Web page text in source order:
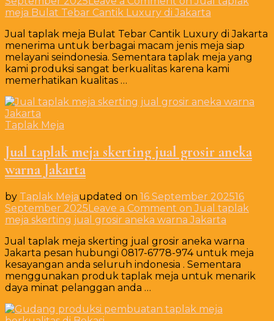
meja Bulat Tebar Cantik Luxury di Jakarta
Jual taplak meja Bulat Tebar Cantik Luxury di Jakarta
menerima untuk berbagai macam jenis meja siap
melayani seindonesia. Sementara taplak meja yang
kami produksi sangat berkualitas karena kami
memerhatikan kualitas …
Taplak Meja
Jual taplak meja skerting jual grosir aneka
warna Jakarta
by Taplak Mejaupdated on 16 September 202516
September 2025 Leave a Comment on Jual taplak
meja skerting jual grosir aneka warna Jakarta
Jual taplak meja skerting jual grosir aneka warna
Jakarta pesan hubungi 0817-6778-974 untuk meja
kesayangan anda seluruh indonesia . Sementara
menggunakan produk taplak meja untuk menarik
daya minat pelanggan anda …